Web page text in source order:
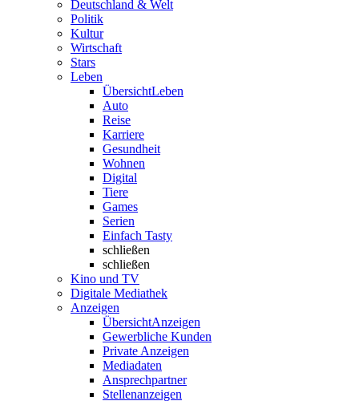
Deutschland & Welt
Politik
Kultur
Wirtschaft
Stars
Leben
ÜbersichtLeben
Auto
Reise
Karriere
Gesundheit
Wohnen
Digital
Tiere
Games
Serien
Einfach Tasty
schließen
schließen
Kino und TV
Digitale Mediathek
Anzeigen
ÜbersichtAnzeigen
Gewerbliche Kunden
Private Anzeigen
Mediadaten
Ansprechpartner
Stellenanzeigen